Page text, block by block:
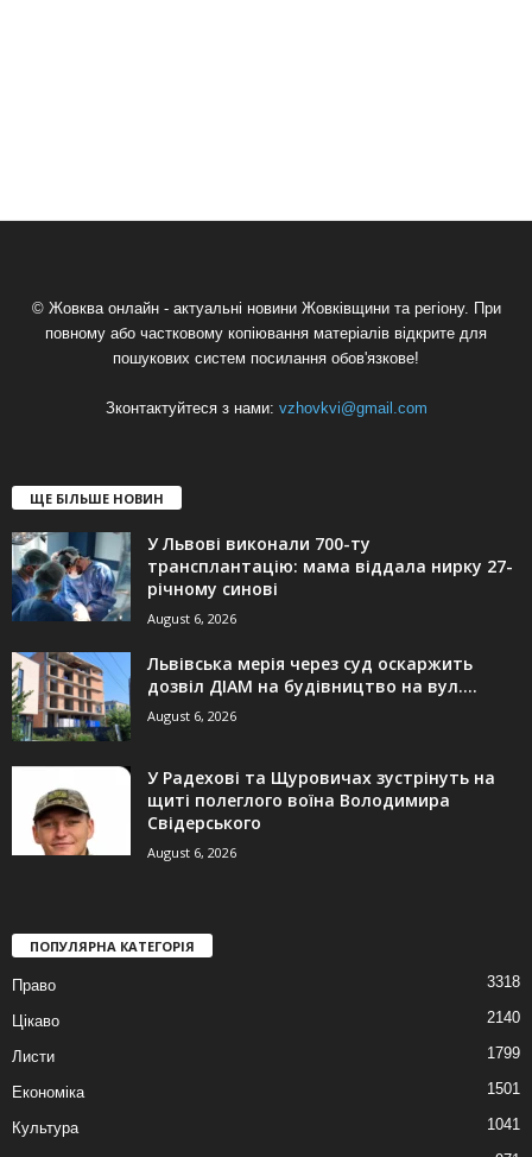
© Жовква онлайн - актуальні новини Жовківщини та регіону. При
повному або частковому копіювання матеріалів відкрите для
пошукових систем посилання обов'язкове!
Зконтактуйтеся з нами: vzhovkvi@gmail.com
ЩЕ БІЛЬШЕ НОВИН
У Львові виконали 700-ту
трансплантацію: мама віддала нирку 27-
річному синові
August 6, 2026
Львівська мерія через суд оскаржить
дозвіл ДІАМ на будівництво на вул....
August 6, 2026
У Радехові та Щуровичах зустрінуть на
щиті полеглого воїна Володимира
Свідерського
August 6, 2026
ПОПУЛЯРНА КАТЕГОРІЯ
Право 3318
Цікаво 2140
Листи 1799
Економіка 1501
Культура 1041